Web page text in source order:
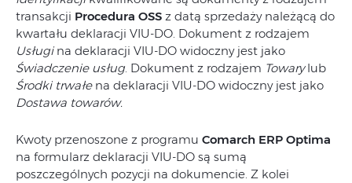
transakcji Procedura OSS z datą sprzedaży należącą do
kwartału deklaracji VIU-DO. Dokument z rodzajem
Usługina deklaracji VIU-DO widoczny jest jako
Świadczenie usług. Dokument z rodzajem Towarylub
Środki trwałe na deklaracji VIU-DO widoczny jest jako
Dostawa towarów.
Kwoty przenoszone z programu Comarch ERP Optima
na formularz deklaracji VIU-DO są sumą
poszczególnych pozycji na dokumencie. Z kolei